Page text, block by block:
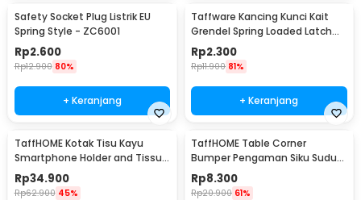
Safety Socket Plug Listrik EU
Spring Style - ZC6001
Rp2.600
Rp12.900 80%
+ Keranjang
Taffware Kancing Kunci Kait
Grendel Spring Loaded Latch
Catch Hasp - KAK-J107
Rp2.300
Rp11.900 81%
+ Keranjang
TaffHOME Kotak Tisu Kayu
Smartphone Holder and Tissue
Box - ZJ05
Rp34.900
Rp62.900 45%
TaffHOME Table Corner
Bumper Pengaman Siku Sudut
Meja Silicone 10 PCS - FY21
Rp8.300
Rp20.900 61%